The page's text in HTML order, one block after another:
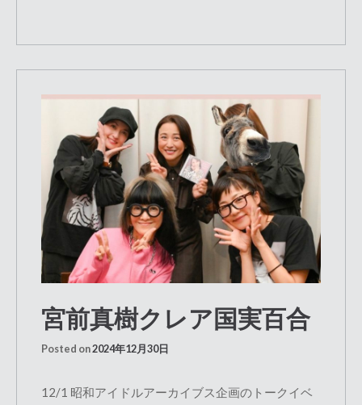
宮前真樹クレア国実百合
Posted on2024年12月30日
12/1 昭和アイドルアーカイブス企画のトークイベ